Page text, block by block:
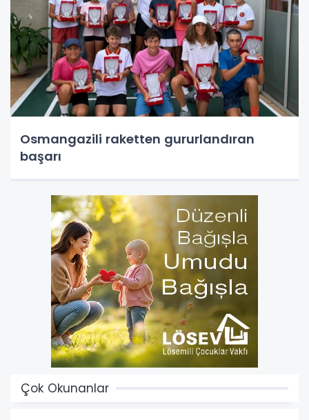
Osmangazili raketten gururlandıran
başarı
Çok Okunanlar